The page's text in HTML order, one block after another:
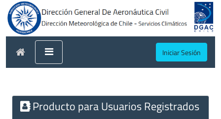
Iniciar Sesión
Producto para Usuarios Registrados